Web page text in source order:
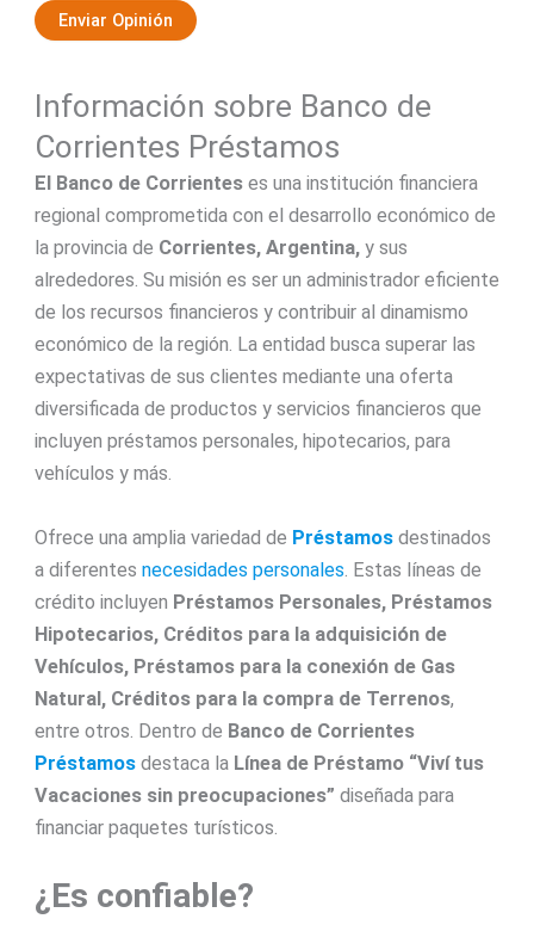
Enviar Opinión
Información sobre Banco de
Corrientes Préstamos
El Banco de Corrientes es una institución financiera
regional comprometida con el desarrollo económico de
la provincia de Corrientes, Argentina, y sus
alrededores. Su misión es ser un administrador eficiente
de los recursos financieros y contribuir al dinamismo
económico de la región. La entidad busca superar las
expectativas de sus clientes mediante una oferta
diversificada de productos y servicios financieros que
incluyen préstamos personales, hipotecarios, para
vehículos y más.
Ofrece una amplia variedad de Préstamos destinados
a diferentes necesidades personales . Estas líneas de
crédito incluyen Préstamos Personales, Préstamos
Hipotecarios, Créditos para la adquisición de
Vehículos, Préstamos para la conexión de Gas
Natural, Créditos para la compra de Terrenos,
entre otros. Dentro de Banco de Corrientes
Préstamos destaca la Línea de Préstamo “Viví tus
Vacaciones sin preocupaciones” diseñada para
financiar paquetes turísticos.
¿Es confiable?